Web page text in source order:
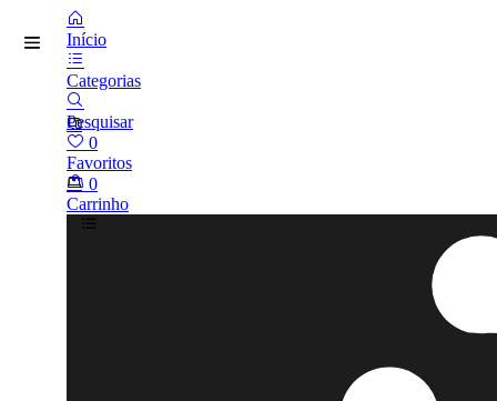
Início
Categorias
Pesquisar
0
Favoritos
0
Carrinho